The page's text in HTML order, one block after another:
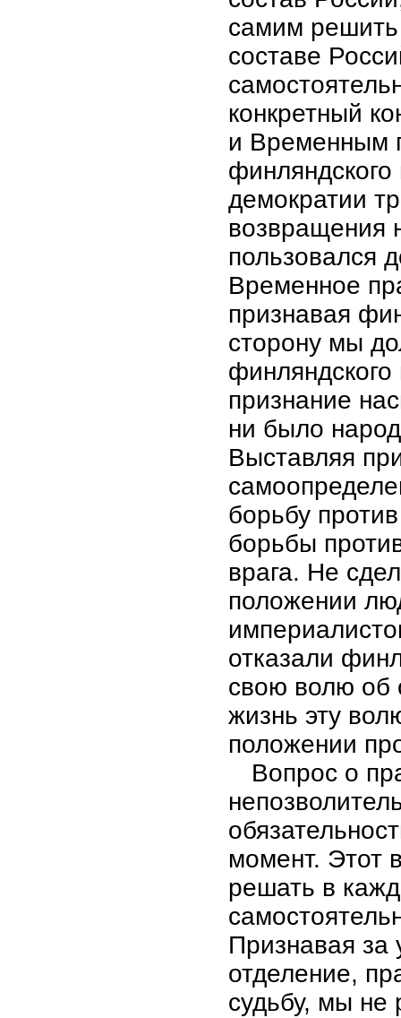
самим решить
составе
конкретный
и Временным
демократии
возвращения
пользовался
Временное
признавая
сторону мы
признание
ни было
Выставляя
борьбу
борьбы
врага. Не
положении
отказали
свою волю об
жизнь эту
положении
Вопрос о
момент. Этот
решать в
Признавая за
отделение,
судьбу, мы